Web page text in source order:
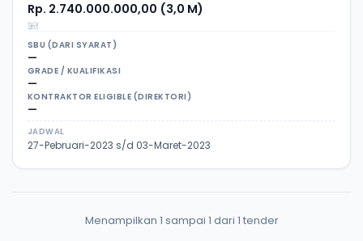
Rp. 2.740.000.000,00 (3,0 M)
SBU (DARI SYARAT)
—
GRADE / KUALIFIKASI
—
KONTRAKTOR ELIGIBLE (DIREKTORI)
—
JADWAL
27-Pebruari-2023 s/d 03-Maret-2023
Menampilkan 1 sampai 1 dari 1 tender